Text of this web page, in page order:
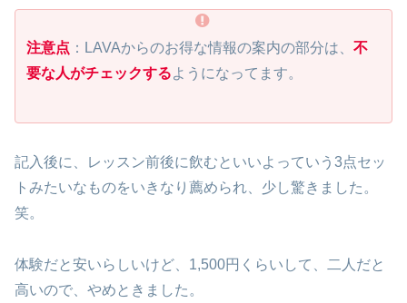
注意点 ：LAVAからのお得な情報の案内の部分は、 不
要な人がチェックするようになってます。
記入後に、レッスン前後に飲むといいよっていう3点セッ
トみたいなものをいきなり薦められ、少し驚きました。
笑。
体験だと安いらしいけど、1,500円くらいして、二人だと
高いので、やめときました。